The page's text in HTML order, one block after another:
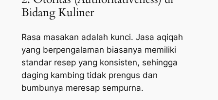
Bidang Kuliner
Rasa masakan adalah kunci. Jasa aqiqah
yang berpengalaman biasanya memiliki
standar resep yang konsisten, sehingga
daging kambing tidak prengus dan
bumbunya meresap sempurna.